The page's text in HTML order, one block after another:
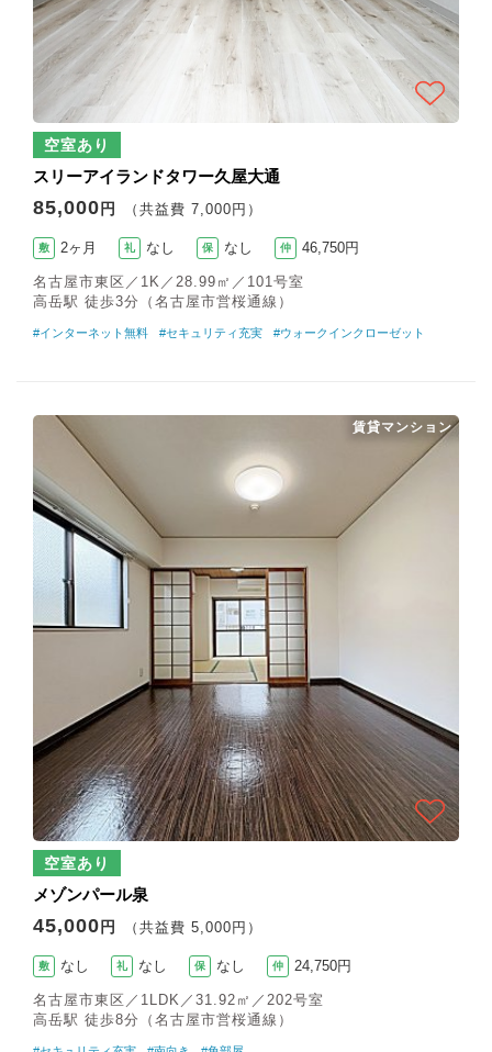
空室あり
スリーアイランドタワー久屋大通
85,000 円 （共益費 7,000円）
敷 2ヶ月 礼 なし 保 なし 仲 46,750円
名古屋市東区／1K／28.99㎡／101号室
高岳駅 徒歩3分（名古屋市営桜通線）
#インターネット無料 #セキュリティ充実 #ウォークインクローゼット
空室あり
メゾンパール泉
45,000 円 （共益費 5,000円）
敷 なし 礼 なし 保 なし 仲 24,750円
名古屋市東区／1LDK／31.92㎡／202号室
高岳駅 徒歩8分（名古屋市営桜通線）
賃貸マンション